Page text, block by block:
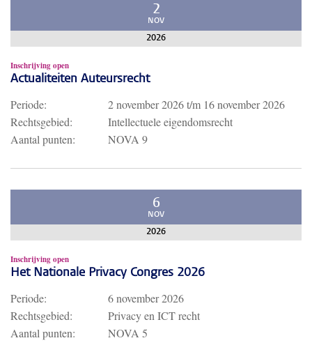
2
NOV
2026
Inschrijving open
Actualiteiten Auteursrecht
Periode: 2 november 2026t/m 16 november 2026
Rechtsgebied:
Intellectuele eigendomsrecht
Aantal punten:
NOVA 9
6
NOV
2026
Inschrijving open
Het Nationale Privacy Congres 2026
Periode:
6 november 2026
Rechtsgebied:
Privacy en ICT recht
Aantal punten:
NOVA 5